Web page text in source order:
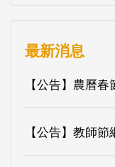
最新消息
【公告】農曆
【公告】教師